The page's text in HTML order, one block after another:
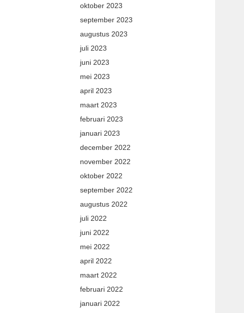
oktober 2023
september 2023
augustus 2023
juli 2023
juni 2023
mei 2023
april 2023
maart 2023
februari 2023
januari 2023
december 2022
november 2022
oktober 2022
september 2022
augustus 2022
juli 2022
juni 2022
mei 2022
april 2022
maart 2022
februari 2022
januari 2022